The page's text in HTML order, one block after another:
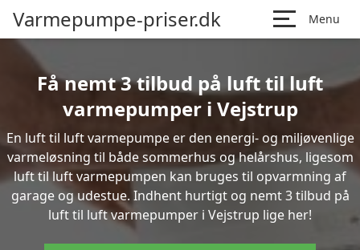
Varmepumpe-priser.dk Menu
Få nemt 3 tilbud på luft til luft
varmepumper i Vejstrup
En luft til luft varmepumpe er den energi- og miljøvenlige
varmeløsning til både sommerhus og helårshus, ligesom
luft til luft varmepumpen kan bruges til opvarmning af
garage og udestue. Indhent hurtigt og nemt 3 tilbud på
luft til luft varmepumper i Vejstrup lige her!